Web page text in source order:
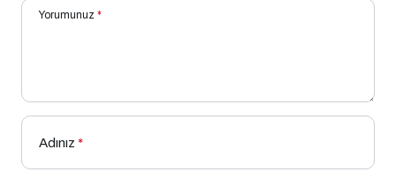
Yorumunuz *
Adınız *